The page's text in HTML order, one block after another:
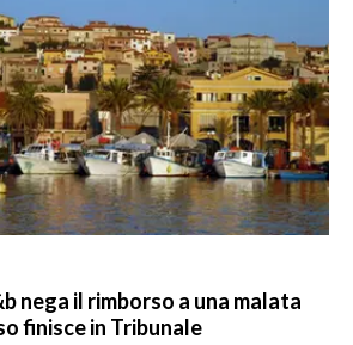
nega il rimborso a una malata
finisce in Tribunale